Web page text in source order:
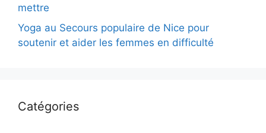
mettre
Yoga au Secours populaire de Nice pour
soutenir et aider les femmes en difficulté
Catégories